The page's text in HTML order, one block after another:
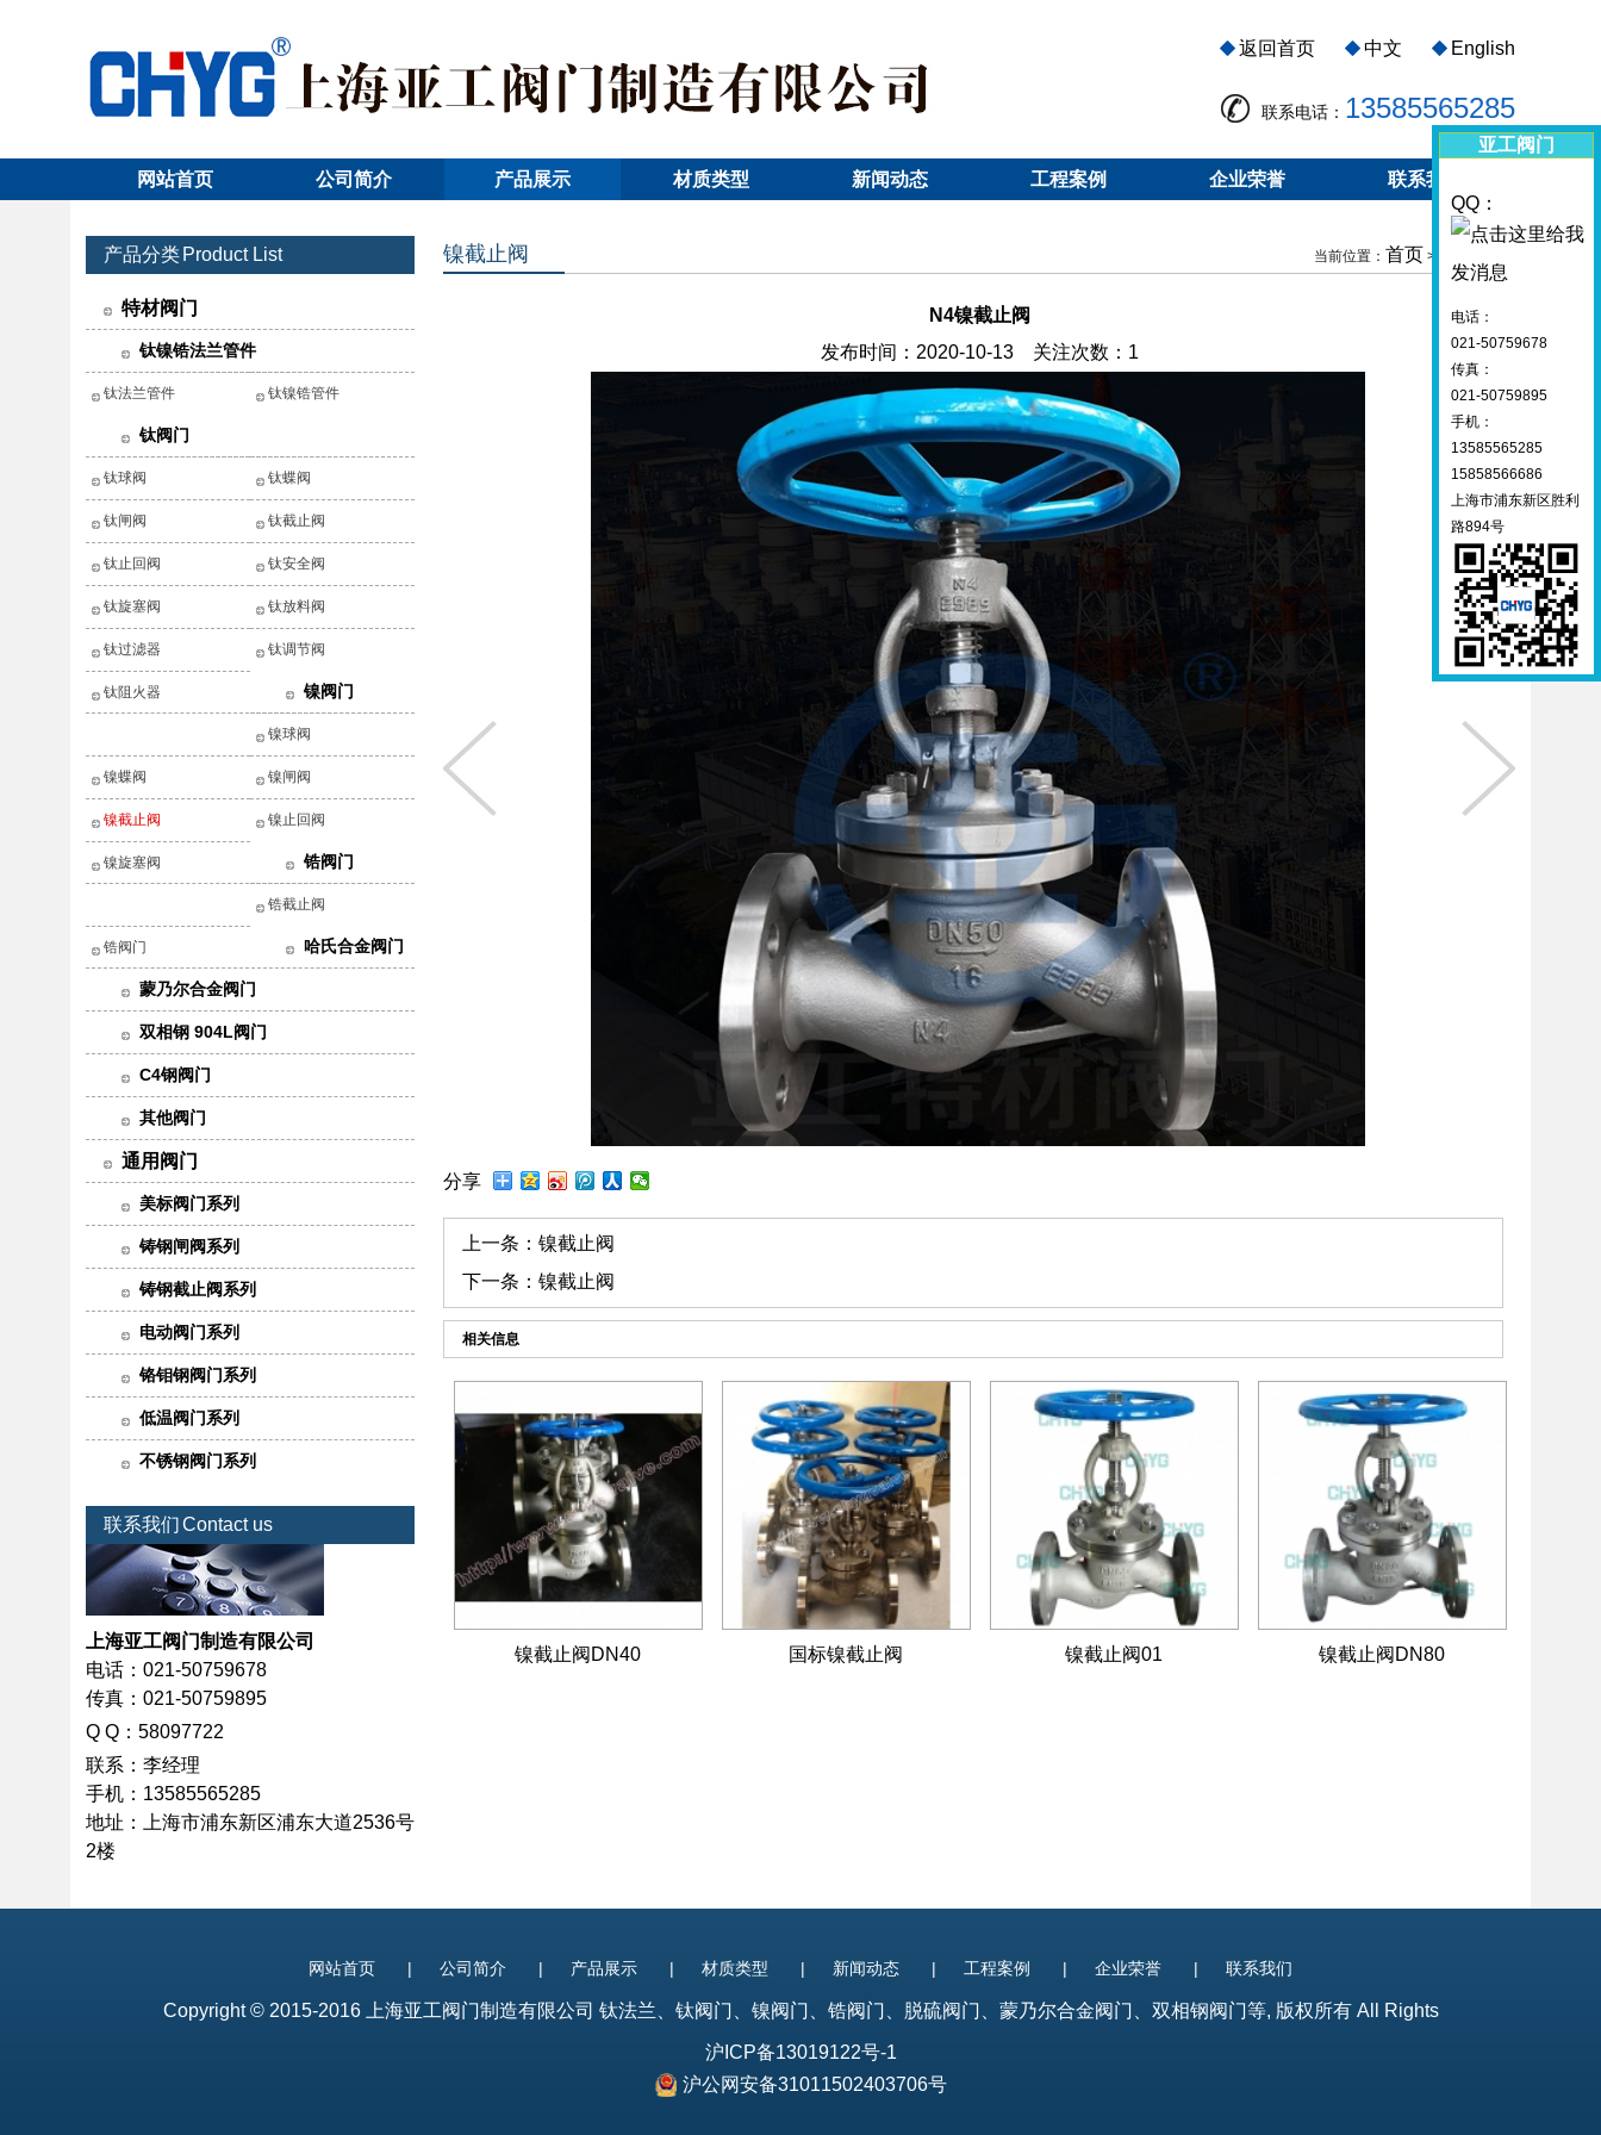
返回首页 中文 English
联系电话： 13585565285
网站首页 公司简介 产品展示 材质类型 新闻动态 工程案例 企业荣誉 联系我们
当前位置： 首页 >
镍截止阀
N4镍截止阀
发布时间：2020-10-13 关注次数： 1
分享
上一条： 镍截止阀
下一条： 镍截止阀
相关信息
镍截止阀DN40 国标镍截止阀 镍截止阀01 镍截止阀DN80
产品分类 Product List
特材阀门
钛镍锆法兰管件
钛法兰管件 钛镍锆管件
钛阀门
钛球阀 钛蝶阀
钛闸阀 钛截止阀
钛止回阀 钛安全阀
钛旋塞阀 钛放料阀
钛过滤器 钛调节阀
钛阻火器 镍阀门
镍球阀
镍蝶阀 镍闸阀
镍截止阀 镍止回阀
镍旋塞阀 锆阀门
锆截止阀
锆阀门 哈氏合金阀门
蒙乃尔合金阀门
双相钢 904L阀门
C4钢阀门
其他阀门
通用阀门
美标阀门系列
铸钢闸阀系列
铸钢截止阀系列
电动阀门系列
铬钼钢阀门系列
低温阀门系列
不锈钢阀门系列
联系我们Contact us
上海亚工阀门制造有限公司
电话：021-50759678
传真：021-50759895
Q Q：58097722
联系：李经理
手机：13585565285
地址：上海市浦东新区浦东大道2536号
2楼
网站首页 | 公司简介 | 产品展示 | 材质类型 | 新闻动态 | 工程案例 | 企业荣誉 | 联系我们
Copyright © 2015-2016 上海亚工阀门制造有限公司 钛法兰 钛阀门 、镍阀门、锆阀门、脱硫阀门、蒙乃尔合金阀门、双相钢阀门等, 版权所有 All Rights
沪ICP备13019122号-1
沪公网安备31011502403706号
亚工阀门
QQ：
电话：
021-50759678
传真：
021-50759895
手机：
13585565285
15858566686
上海市浦东新区胜利
路894号